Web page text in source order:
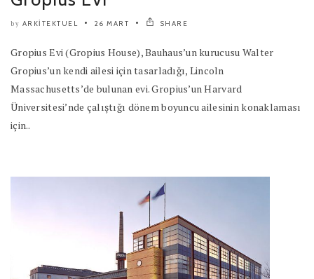
by ARKITEKTUEL 26 MART SHARE
Gropius Evi (Gropius House), Bauhaus’un kurucusu Walter
Gropius’un kendi ailesi için tasarladığı, Lincoln
Massachusetts’de bulunan evi. Gropius’un Harvard
Üniversitesi’nde çalıştığı dönem boyuncu ailesinin konaklaması
için..